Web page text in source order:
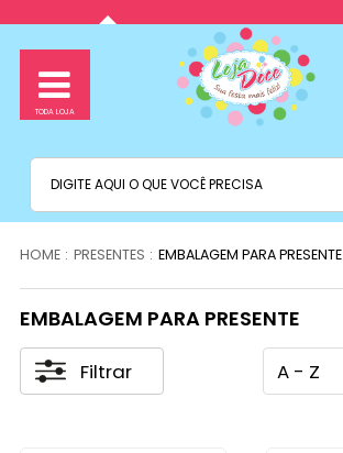
PRESENTES EMBALAGEM PARA PRESENTE
EMBALAGEM PARA PRESENTE
Filtrar A - Z